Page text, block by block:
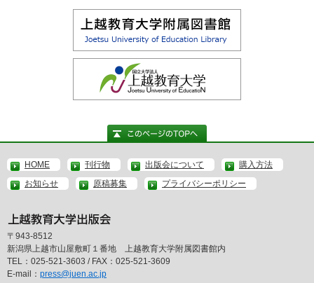
HOME 刊行物 出版会について
購入方法
お知らせ
原稿募集 プライバシーポリシー
〒943-8512
新潟県上越市山屋敷町１番地 上越教育大学附属図書館内
TEL：025-521-3603 / FAX：025-521-3609
E-mail： press@juen.ac.jp